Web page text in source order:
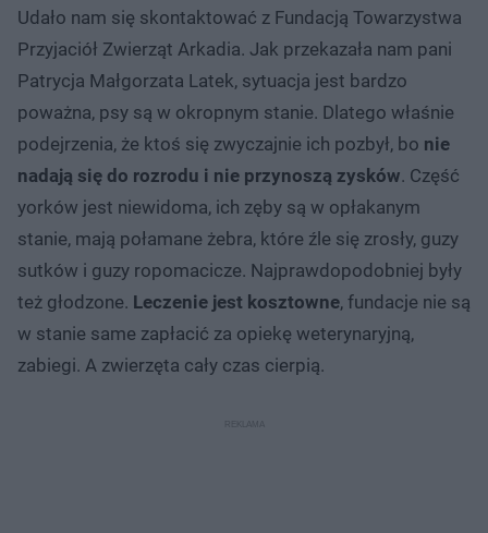
Udało nam się skontaktować z Fundacją Towarzystwa
Przyjaciół Zwierząt Arkadia. Jak przekazała nam pani
Patrycja Małgorzata Latek, sytuacja jest bardzo
poważna, psy są w okropnym stanie. Dlatego właśnie
podejrzenia, że ktoś się zwyczajnie ich pozbył, bo nie
nadają się do rozrodu i nie przynoszą zysków. Część
yorków jest niewidoma, ich zęby są w opłakanym
stanie, mają połamane żebra, które źle się zrosły, guzy
sutków i guzy ropomacicze. Najprawdopodobniej były
też głodzone. Leczenie jest kosztowne, fundacje nie są
w stanie same zapłacić za opiekę weterynaryjną,
zabiegi. A zwierzęta cały czas cierpią.